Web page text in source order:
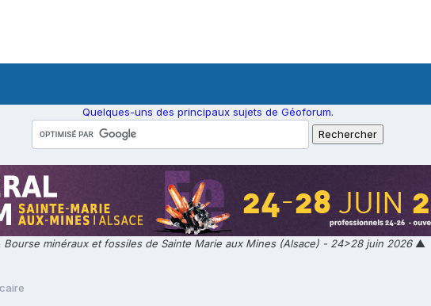
Quelques-uns des principaux sujets de Géoforum.
Bourse minéraux et fossiles de Sainte Marie aux Mines (Alsace) - 24>28 juin 2026▲